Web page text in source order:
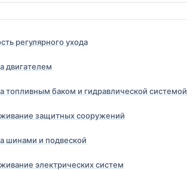
регулярного ухода
двигателем
топливным баком и гидравлической системой
защитных сооружений
шинами и подвеской
электрических систем